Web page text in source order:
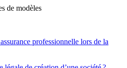
de modèles
professionnelle lors de la